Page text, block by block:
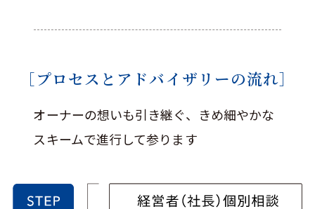
［プロセスとアドバイザリーの流れ］
オーナーの想いも引き継ぐ、きめ細やかな
スキームで進行して参ります